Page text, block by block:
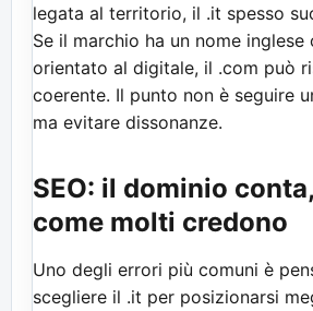
legata al territorio, il .it spesso
Se il marchio ha un nome
orientato al digitale, il .com può
coerente. Il punto non è seguire
ma evitare dissonanze.
SEO: il dominio
come molti credono
Uno degli errori più comuni è
scegliere il .it per posizionarsi